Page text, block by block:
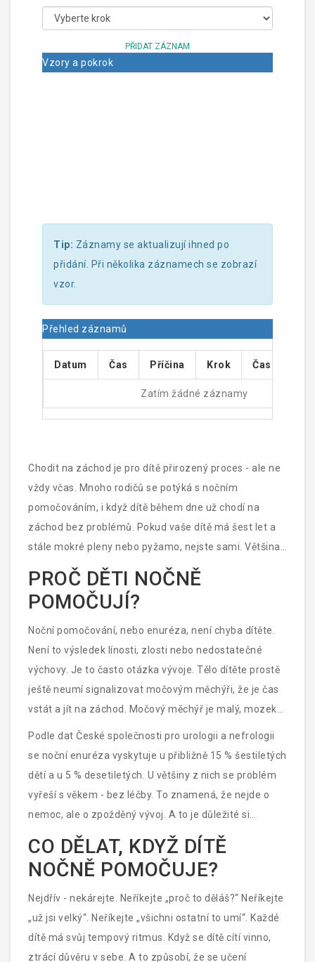
PŘIDAT ZÁZNAM
Vzory a pokrok
Tip: Záznamy se aktualizují ihned po
přidání. Při několika záznamech se zobrazí
vzor.
Přehled záznamů
Datum Čas Příčina Krok Čas od
Zatím žádné záznamy
Chodit na záchod je pro dítě přirozený proces - ale ne
vždy včas. Mnoho rodičů se potýká s nočním
pomočováním, i když dítě během dne už chodí na
záchod bez problémů. Pokud vaše dítě má šest let a
stále mokré pleny nebo pyžamo, nejste sami. Většina
dětí se naučí kontrolovat močení do tří let, ale některé
potřebují čas. To neznamená, že je něco špatně. To
znamená, že potřebujete trochu trpělivosti a
správného přístupu.
PROČ DĚTI NOČNĚ
POMOČUJÍ?
Noční pomočování, nebo enuréza, není chyba dítěte.
Není to výsledek línosti, zlosti nebo nedostatečné
výchovy. Je to často otázka vývoje. Tělo dítěte prostě
ještě neumí signalizovat močovým měchýři, že je čas
vstát a jít na záchod. Močový měchýř je malý, mozek
ještě neví, jak reagovat na jeho plnění během spánku,
a někdy i genetika hraje roli - pokud jste jako dítě také
pomočovali, je pravděpodobnější, že i vaše dítě bude.
Podle dat České společnosti pro urologii a nefrologii
se noční enuréza vyskytuje u přibližně 15 % šestiletých
dětí a u 5 % desetiletých. U většiny z nich se problém
vyřeší s věkem - bez léčby. To znamená, že nejde o
nemoc, ale o zpožděný vývoj. A to je důležité si
pamatovat, když se snažíte dítě naučit chodit na
záchod i v noci.
CO DĚLAT, KDYŽ DÍTĚ
NOČNĚ POMOČUJE?
Nejdřív - nekárejte. Neříkejte „proč to děláš?“ Neříkejte
„už jsi velký“. Neříkejte „všichni ostatní to umí“. Každé
dítě má svůj tempový ritmus. Když se dítě cítí vinno,
ztrácí důvěru v sebe. A to způsobí, že se učení